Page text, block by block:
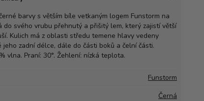
barvy s větším bíle vetkaným logem Funstorm na
do svého vrubu přehnutý a přišitý lem, který zajistí větší
Kulich má z oblasti středu temene hlavy vedeny
jeho zadní délce, dále do části boků a čelní části.
vlna. Praní: 30°. Žehlení: nízká teplota.
Funstorm
Černá